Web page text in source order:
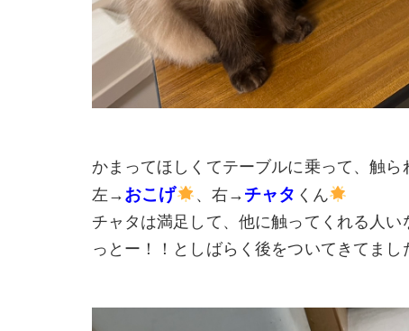
かまってほしくてテーブルに乗って、触
左→ おこげ 、右→ チャタ くん
チャタは満足して、他に触ってくれる人
っとー！！としばらく後をついてきてまし